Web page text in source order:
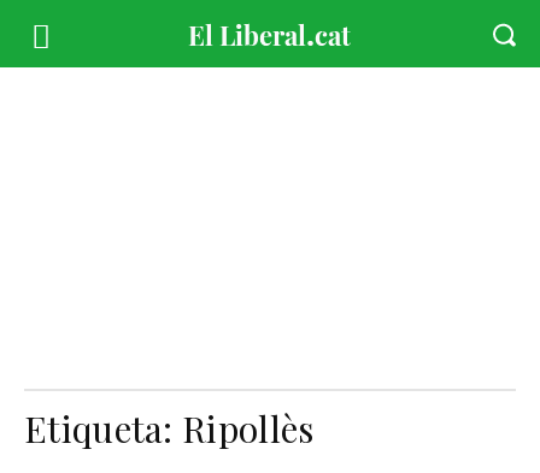
Etiqueta: Ripollès